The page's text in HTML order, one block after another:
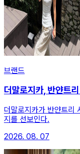
브랜드
더말로지카, 반얀트
더말로지카가 반얀트리
지를 선보인다.
2026. 08. 07